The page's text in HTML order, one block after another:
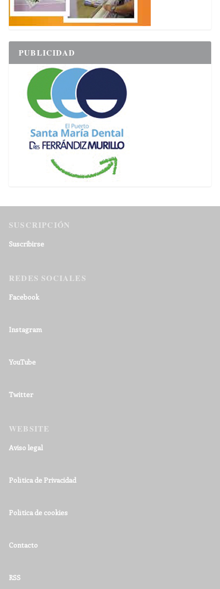
PUBLICIDAD
SUSCRIPCIÓN
Suscribirse
REDES SOCIALES
Facebook
Instagram
YouTube
Twitter
WEBSITE
Aviso legal
Política de Privacidad
Política de cookies
Contacto
RSS